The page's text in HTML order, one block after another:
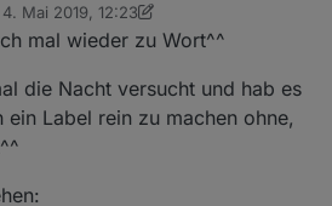
eine horizontale Trennlinie?
mit den Überschriften
4. Mai 2019, 12:23
von thewhobox5. Apr. 2019, 14:24
mal wieder zu Wort^^
die Nacht versucht und hab es
Label rein zu machen ohne,